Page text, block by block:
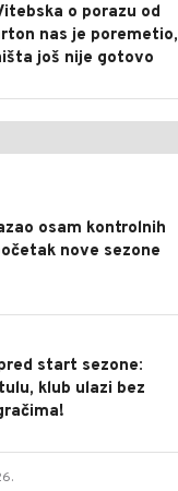
o porazu od
nas je poremetio,
još nije gotovo
osam kontrolnih
nove sezone
start sezone:
klub ulazi bez